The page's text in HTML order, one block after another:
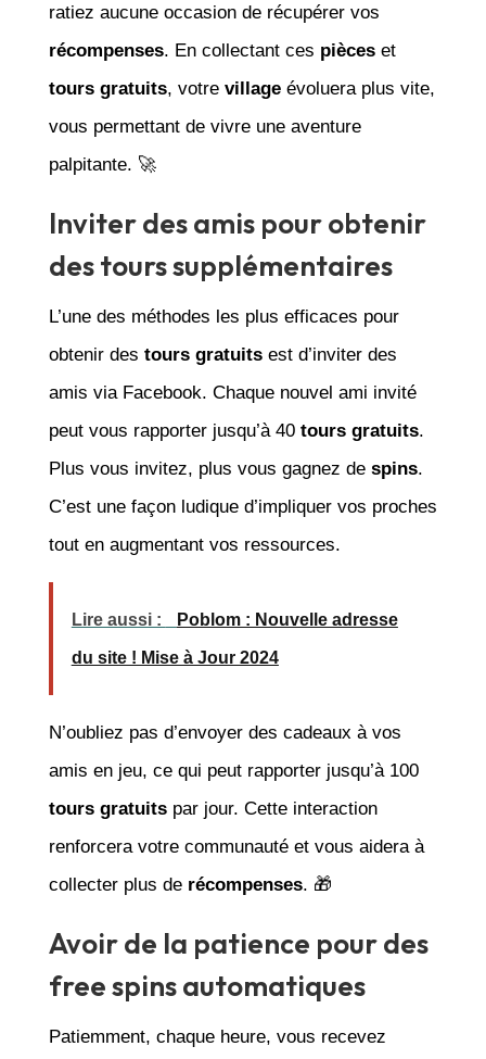
ratiez aucune occasion de récupérer vos
récompenses. En collectant ces pièceset
tours gratuits, votre villageévoluera plus vite,
vous permettant de vivre une aventure
palpitante. 🚀
Inviter des amis pour obtenir
des tours supplémentaires
L’une des méthodes les plus efficaces pour
obtenir des tours gratuitsest d’inviter des
amis via Facebook. Chaque nouvel ami invité
peut vous rapporter jusqu’à 40 tours gratuits.
Plus vous invitez, plus vous gagnez de spins.
C’est une façon ludique d’impliquer vos proches
tout en augmentant vos ressources.
Lire aussi : Poblom : Nouvelle adresse
du site ! Mise à Jour 2024
N’oubliez pas d’envoyer des cadeaux à vos
amis en jeu, ce qui peut rapporter jusqu’à 100
tours gratuitspar jour. Cette interaction
renforcera votre communauté et vous aidera à
collecter plus de récompenses. 🎁
Avoir de la patience pour des
free spins automatiques
Patiemment, chaque heure, vous recevez